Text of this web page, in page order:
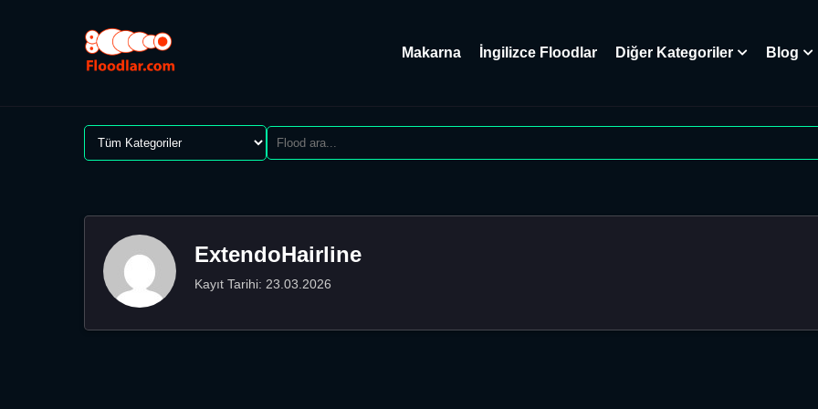
Makarna İngilizce Floodlar Diğer Kategoriler Blog
ExtendoHairline
Kayıt Tarihi: 23.03.2026